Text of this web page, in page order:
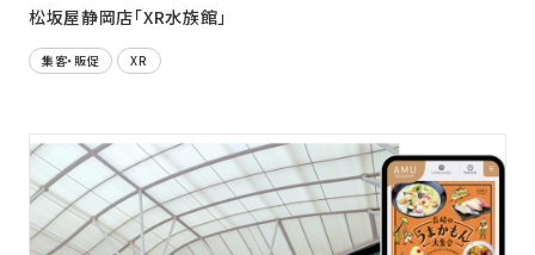
松坂屋静岡店「XR水族館」
集客・販促 XR